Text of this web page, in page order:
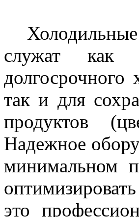
служат как
долгосрочного
так и для
продуктов
Надежное
минимальном
это